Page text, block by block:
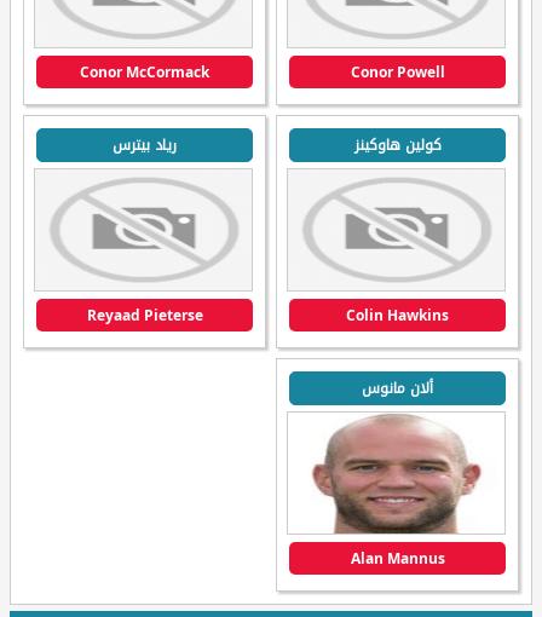
Conor Powell
Conor McCormack
كولين هاوكينز
Colin Hawkins
رياد بيترس
Reyaad Pieterse
ألان مانوس
Alan Mannus